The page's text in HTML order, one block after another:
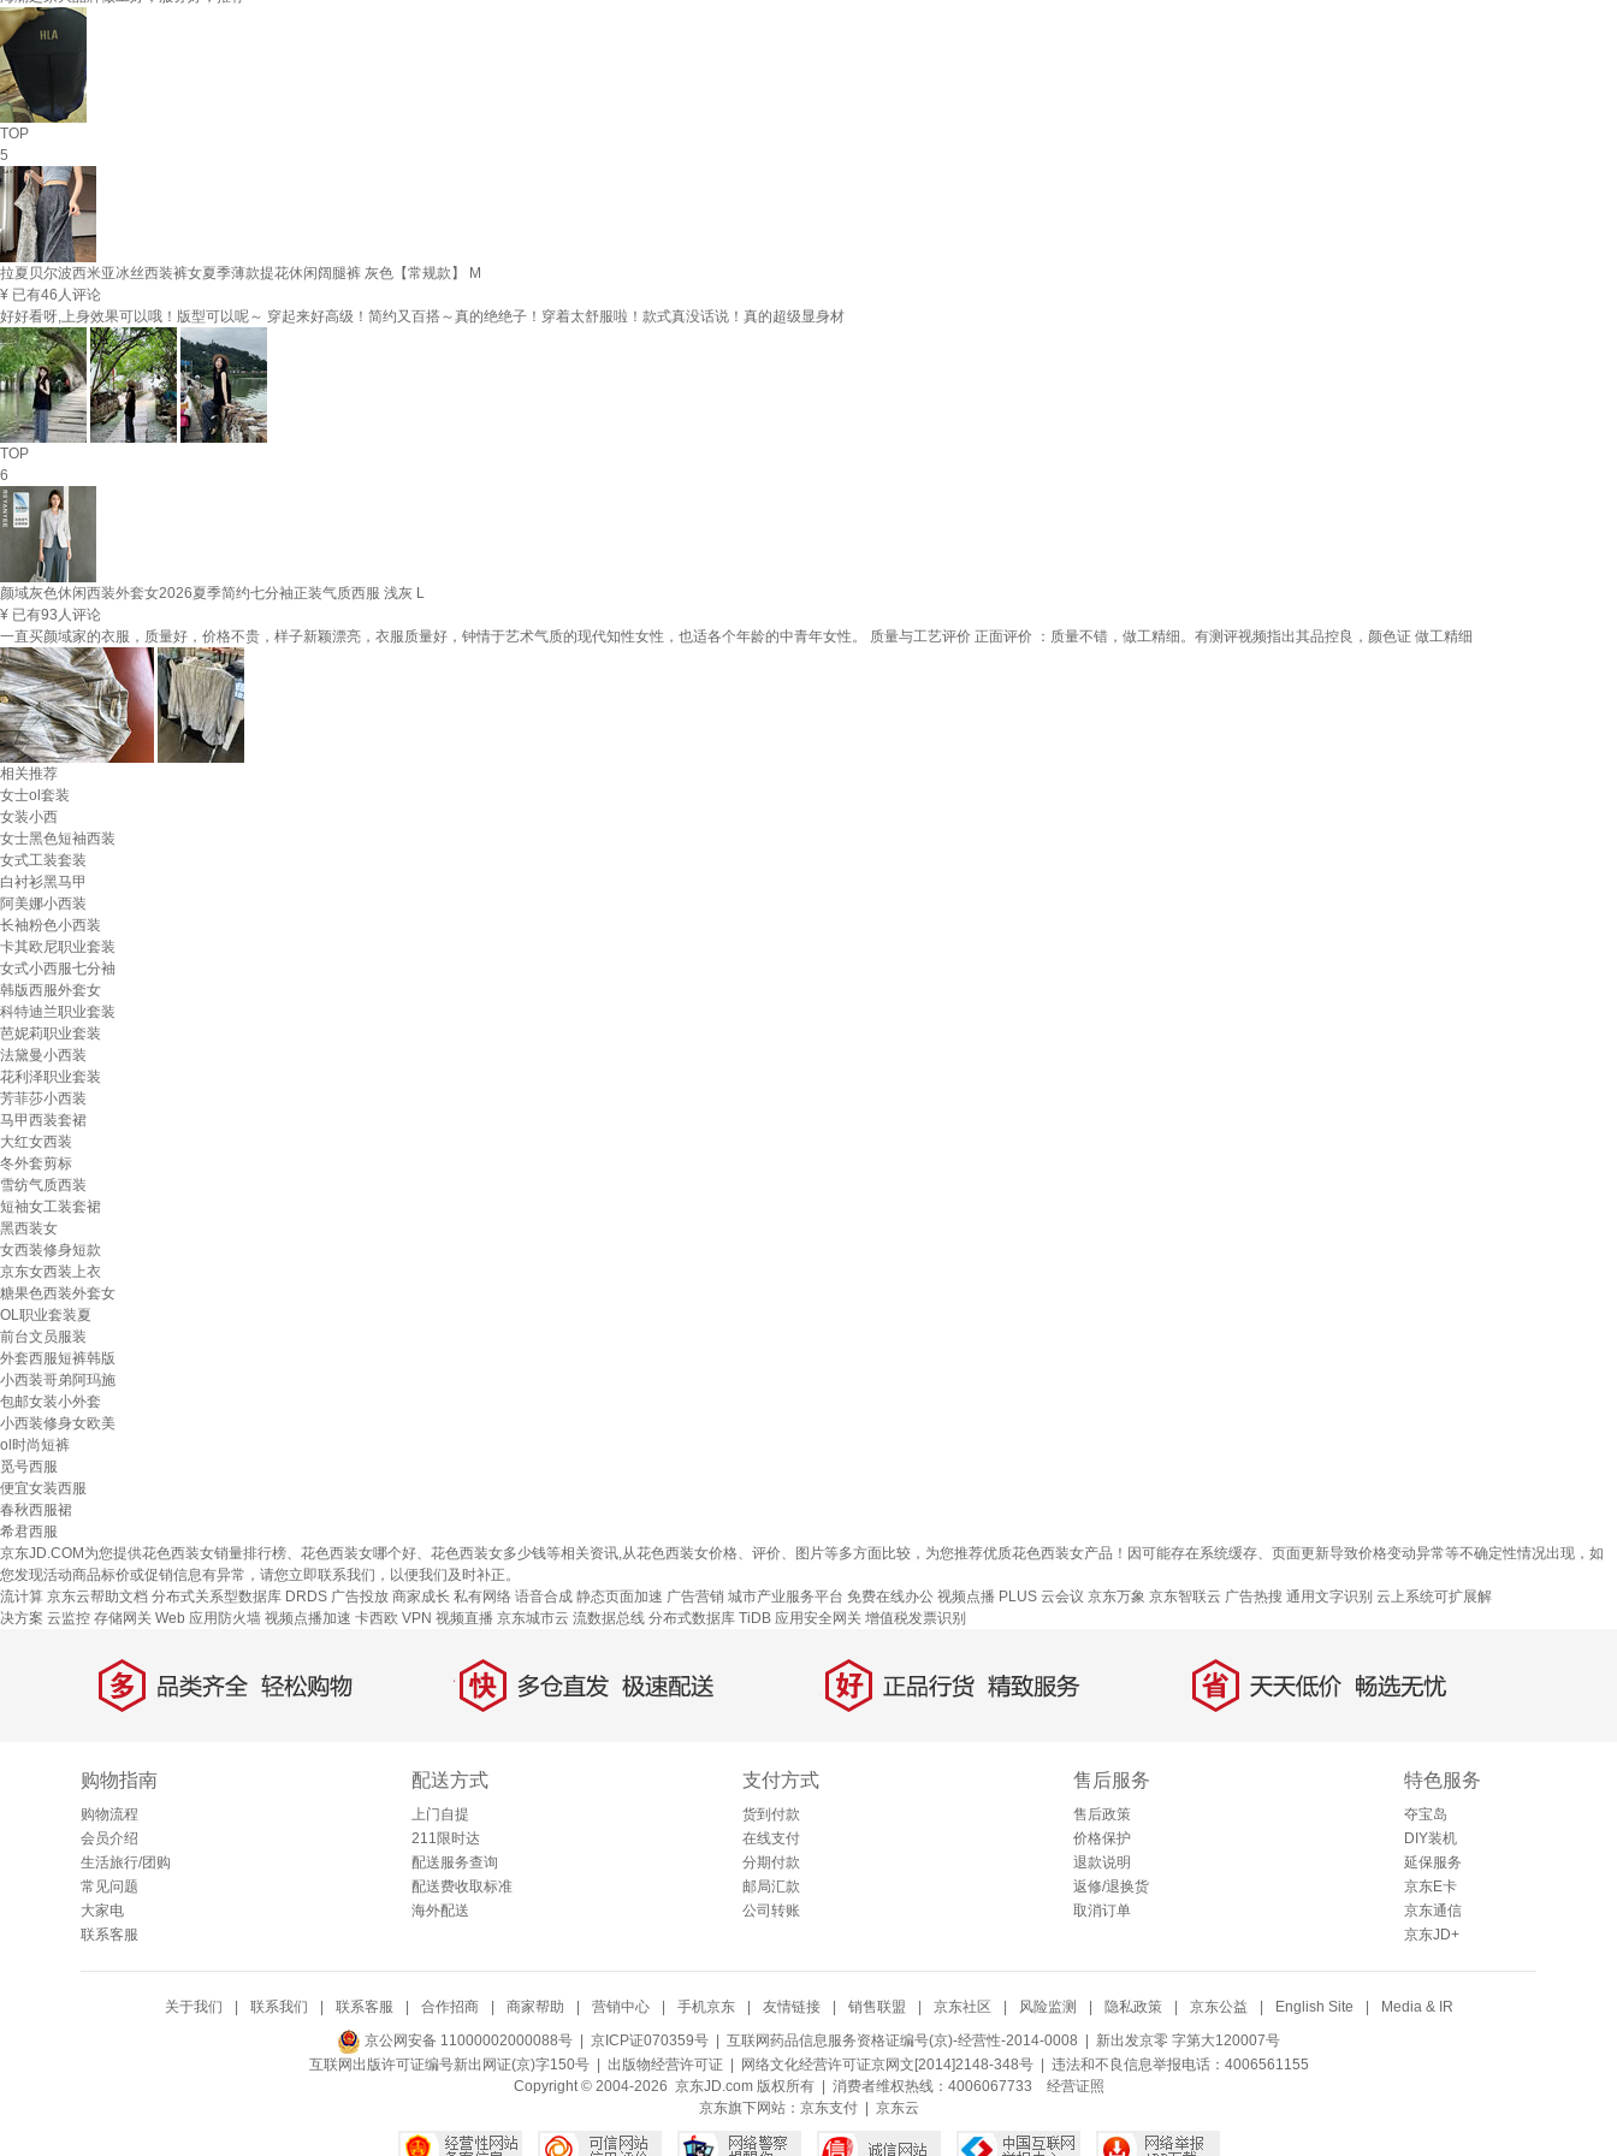
TOP
5
拉夏贝尔波西米亚冰丝西装裤女夏季薄款提花休闲阔腿裤 灰色【常规款】 M
¥ 已有46人评论
好好看呀,上身效果可以哦！版型可以呢～ 穿起来好高级！简约又百搭～真的绝绝子！穿着太舒服啦！款式真没话说！真的超级显身材
TOP
6
颜域灰色休闲西装外套女2026夏季简约七分袖正装气质西服 浅灰 L
¥ 已有93人评论
一直买颜域家的衣服，质量好，价格不贵，样子新颖漂亮，衣服质量好，钟情于艺术气质的现代知性女性，也适各个年龄的中青年女性。 质量与工艺评价 正面评价 ：质量不错，做工精细。有测评视频指出其品控良，颜色证 做工精细
相关推荐
女士ol套装
女装小西
女士黑色短袖西装
女式工装套装
白衬衫黑马甲
阿美娜小西装
长袖粉色小西装
卡其欧尼职业套装
女式小西服七分袖
韩版西服外套女
科特迪兰职业套装
芭妮莉职业套装
法黛曼小西装
花利泽职业套装
芳菲莎小西装
马甲西装套裙
大红女西装
冬外套剪标
雪纺气质西装
短袖女工装套裙
黑西装女
女西装修身短款
京东女西装上衣
糖果色西装外套女
OL职业套装夏
前台文员服装
外套西服短裤韩版
小西装哥弟阿玛施
包邮女装小外套
小西装修身女欧美
ol时尚短裤
觅号西服
便宜女装西服
春秋西服裙
希君西服
京东JD.COM为您提供花色西装女销量排行榜、花色西装女哪个好、花色西装女多少钱等相关资讯,从花色西装女价格、评价、图片等多方面比较，为您推荐优质花色西装女产品！因可能存在系统缓存、页面更新导致价格变动异常等不确定性情况出现，如
您发现活动商品标价或促销信息有异常，请您立即联系我们，以便我们及时补正。
流计算 京东云帮助文档 分布式关系型数据库 DRDS 广告投放 商家成长 私有网络 语音合成 静态页面加速 广告营销 城市产业服务平台 免费在线办公 视频点播 PLUS 云会议 京东万象 京东智联云 广告热搜 通用文字识别 云上系统可扩展解
决方案 云监控 存储网关 Web 应用防火墙 视频点播加速 卡西欧 VPN 视频直播 京东城市云 流数据总线 分布式数据库 TiDB 应用安全网关 增值税发票识别
多 品类齐全，轻松购物 快 多仓直发，极速配送 好 正品行货，精致服务 省 天天低价，畅选无忧
购物指南
购物流程
会员介绍
生活旅行/团购
常见问题
大家电
联系客服
配送方式
上门自提
211限时达
配送服务查询
配送费收取标准
海外配送
支付方式
货到付款
在线支付
分期付款
邮局汇款
公司转账
售后服务
售后政策
价格保护
退款说明
返修/退换货
取消订单
特色服务
夺宝岛
DIY装机
延保服务
京东E卡
京东通信
京东JD+
关于我们 联系我们 联系客服 合作招商 商家帮助 营销中心 手机京东 友情链接 销售联盟 京东社区 风险监测 隐私政策 京东公益 English Site Media & IR
京公网安备 11000002000088号 | 京ICP证070359号 | 互联网药品信息服务资格证编号(京)-经营性-2014-0008 | 新出发京零 字第大120007号
互联网出版许可证编号新出网证(京)字150号 | 出版物经营许可证| 网络文化经营许可证京网文[2014]2148-348号| 违法和不良信息举报电话：4006561155
Copyright © 2004-2026 京东JD.com 版权所有 | 消费者维权热线：4006067733 经营证照
京东旗下网站： 京东支付| 京东云